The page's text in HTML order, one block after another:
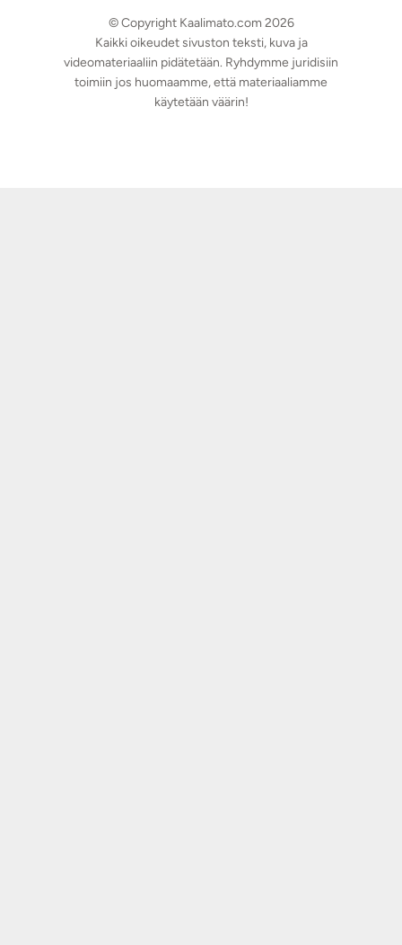
© Copyright Kaalimato.com 2026
Kaikki oikeudet sivuston teksti, kuva ja
videomateriaaliin pidätetään. Ryhdymme juridisiin
toimiin jos huomaamme, että materiaaliamme
käytetään väärin!